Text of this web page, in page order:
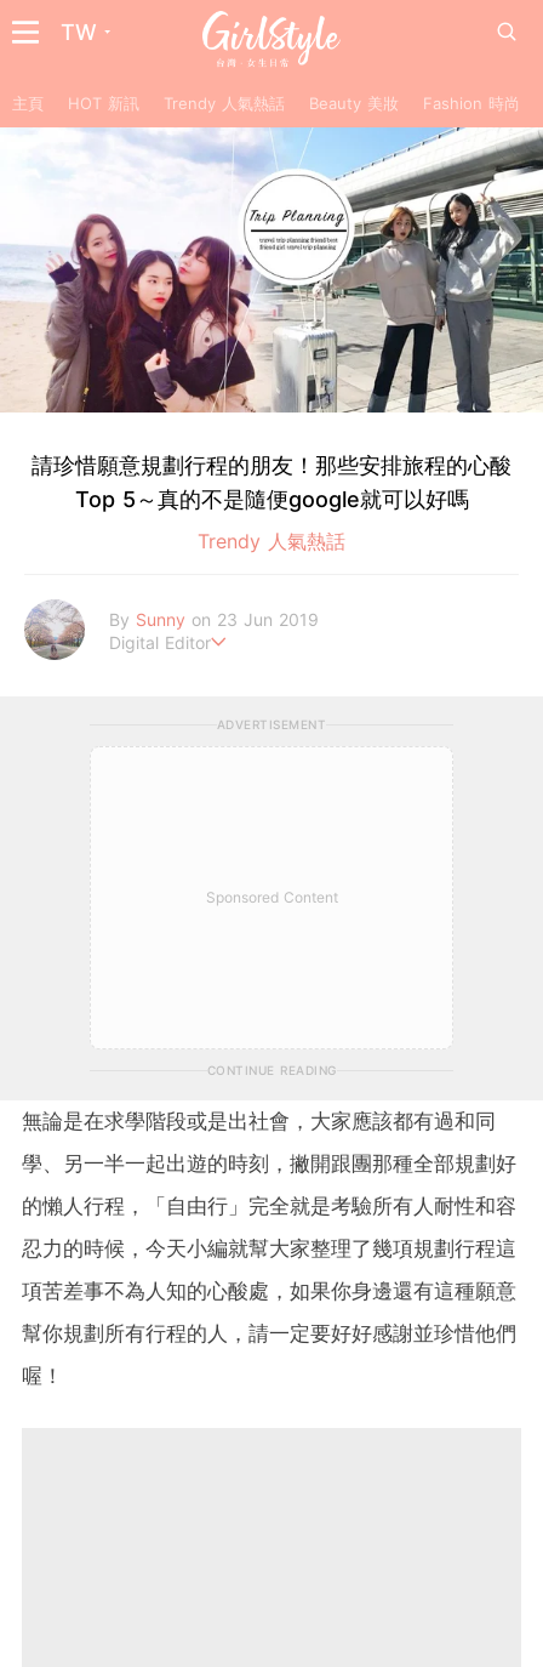
TW
主頁 HOT 新訊 Trendy 人氣熱話 Beauty 美妝 Fashion 時尚
請珍惜願意規劃行程的朋友！那些安排旅程的心酸
Top 5～真的不是隨便google就可以好嗎
Trendy 人氣熱話
By Sunny on 23 Jun 2019
Digital Editor
ADVERTISEMENT
Sponsored Content
CONTINUE READING
無論是在求學階段或是出社會，大家應該都有過和同
學、另一半一起出遊的時刻，撇開跟團那種全部規劃好
的懶人行程，「自由行」完全就是考驗所有人耐性和容
忍力的時候，今天小編就幫大家整理了幾項規劃行程這
項苦差事不為人知的心酸處，如果你身邊還有這種願意
幫你規劃所有行程的人，請一定要好好感謝並珍惜他們
喔！